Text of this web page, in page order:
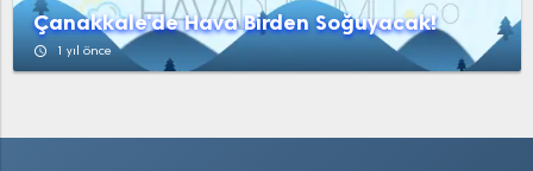
YukarıAğzıaçık Yunak
Çanakkale'de Hava Birden Soğuyacak!
access_time 1 yıl önce